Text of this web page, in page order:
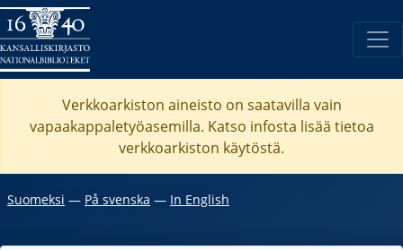
Verkkoarkiston aineisto on saatavilla vain
vapaakappaletyöasemilla. Katso infosta lisää tietoa
verkkoarkiston käytöstä.
Suomeksi ― På svenska ― In English